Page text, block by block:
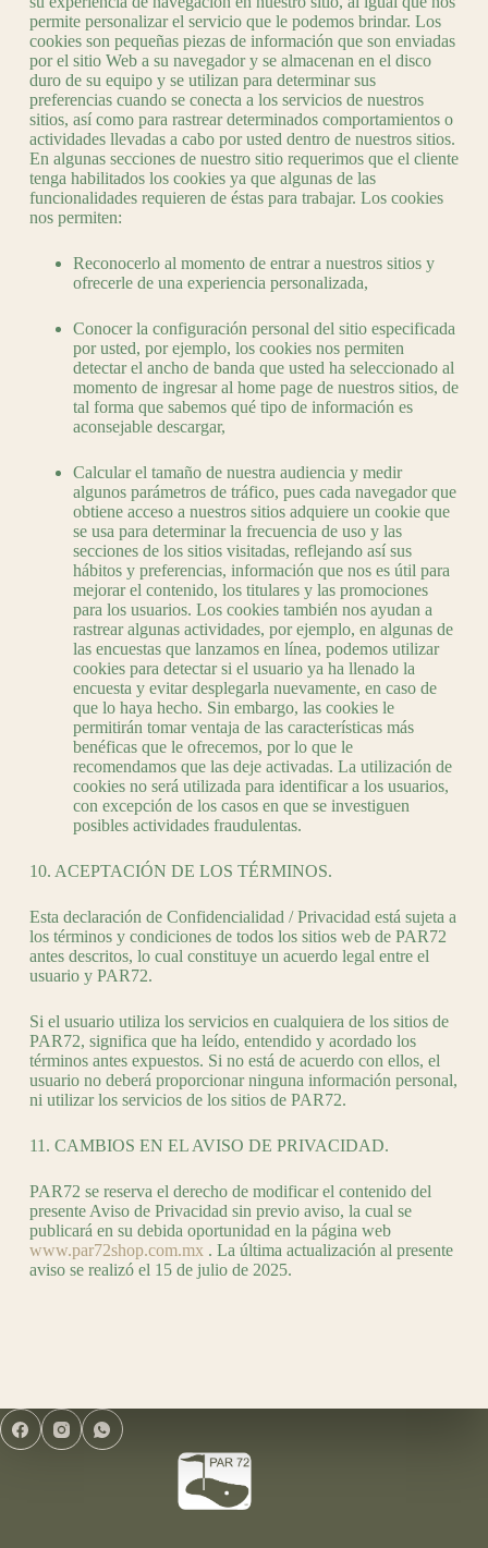
permite personalizar el servicio que le podemos brindar. Los
cookies son pequeñas piezas de información que son enviadas
por el sitio Web a su navegador y se almacenan en el disco
duro de su equipo y se utilizan para determinar sus
preferencias cuando se conecta a los servicios de nuestros
sitios, así como para rastrear determinados comportamientos o
actividades llevadas a cabo por usted dentro de nuestros sitios.
En algunas secciones de nuestro sitio requerimos que el cliente
tenga habilitados los cookies ya que algunas de las
funcionalidades requieren de éstas para trabajar. Los cookies
nos permiten:
Reconocerlo al momento de entrar a nuestros sitios y
ofrecerle de una experiencia personalizada,
Conocer la configuración personal del sitio especificada
por usted, por ejemplo, los cookies nos permiten
detectar el ancho de banda que usted ha seleccionado al
momento de ingresar al home page de nuestros sitios, de
tal forma que sabemos qué tipo de información es
aconsejable descargar,
Calcular el tamaño de nuestra audiencia y medir
algunos parámetros de tráfico, pues cada navegador que
obtiene acceso a nuestros sitios adquiere un cookie que
se usa para determinar la frecuencia de uso y las
secciones de los sitios visitadas, reflejando así sus
hábitos y preferencias, información que nos es útil para
mejorar el contenido, los titulares y las promociones
para los usuarios. Los cookies también nos ayudan a
rastrear algunas actividades, por ejemplo, en algunas de
las encuestas que lanzamos en línea, podemos utilizar
cookies para detectar si el usuario ya ha llenado la
encuesta y evitar desplegarla nuevamente, en caso de
que lo haya hecho. Sin embargo, las cookies le
permitirán tomar ventaja de las características más
benéficas que le ofrecemos, por lo que le
recomendamos que las deje activadas. La utilización de
cookies no será utilizada para identificar a los usuarios,
con excepción de los casos en que se investiguen
posibles actividades fraudulentas.
10. ACEPTACIÓN DE LOS TÉRMINOS.
Esta declaración de Confidencialidad / Privacidad está sujeta a
los términos y condiciones de todos los sitios web de PAR72
antes descritos, lo cual constituye un acuerdo legal entre el
usuario y PAR72.
Si el usuario utiliza los servicios en cualquiera de los sitios de
PAR72, significa que ha leído, entendido y acordado los
términos antes expuestos. Si no está de acuerdo con ellos, el
usuario no deberá proporcionar ninguna información personal,
ni utilizar los servicios de los sitios de PAR72.
11. CAMBIOS EN EL AVISO DE PRIVACIDAD.
PAR72 se reserva el derecho de modificar el contenido del
presente Aviso de Privacidad sin previo aviso, la cual se
publicará en su debida oportunidad en la página web
www.par72shop.com.mx . La última actualización al presente
aviso se realizó el 15 de julio de 2025.